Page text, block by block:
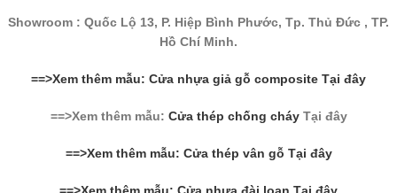
Showroom : Quốc Lộ 13, P. Hiệp Bình Phước, Tp. Thủ Đức , TP.
Hồ Chí Minh.
==>Xem thêm mẫu: Cửa nhựa giả gỗ composite Tại đây
==>Xem thêm mẫu: Cửa thép chống cháyTại đây
==>Xem thêm mẫu: Cửa thép vân gỗ Tại đây